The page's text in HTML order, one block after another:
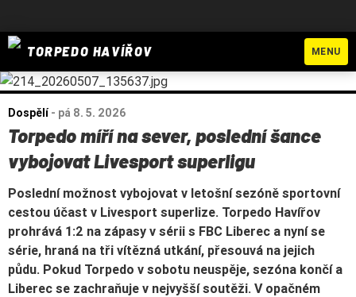
TORPEDO HAVÍŘOV MENU
Dospělí- pá 8. 5. 2026
Torpedo míří na sever, poslední šance
vybojovat Livesport superligu
Poslední možnost vybojovat v letošní sezóně sportovní
cestou účast v Livesport superlize. Torpedo Havířov
prohrává 1:2 na zápasy v sérii s FBC Liberec a nyní se
série, hraná na tři vítězná utkání, přesouvá na jejich
půdu. Pokud Torpedo v sobotu neuspěje, sezóna končí a
Liberec se zachraňuje v nejvyšší soutěži. V opačném